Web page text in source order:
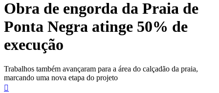
conteúdo
Obra de engorda da Praia de
Ponta Negra atinge 50% de
execução
Trabalhos também avançaram para a área do calçadão da praia,
marcando uma nova etapa do projeto